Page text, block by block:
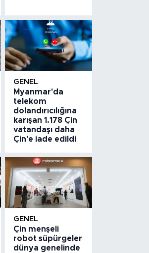
GENEL
Myanmar'da
telekom
dolandırıcılığına
karışan 1.178 Çin
vatandaşı daha
Çin'e iade edildi
GENEL
Çin menşeli
robot süpürgeler
dünya genelinde